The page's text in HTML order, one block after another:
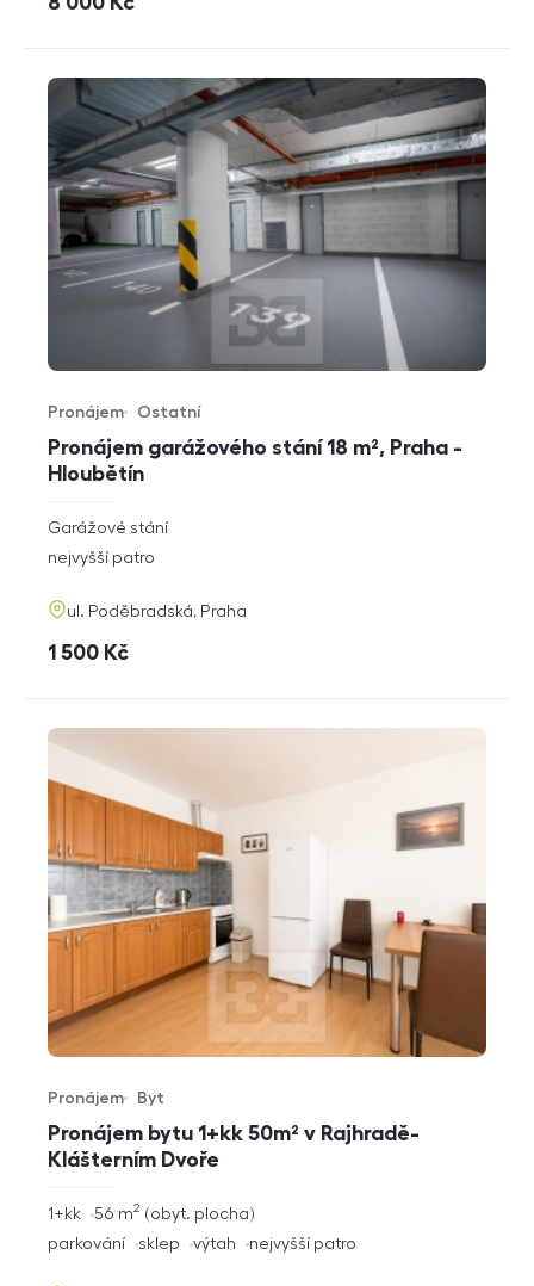
Pronájem garážového stání 18 m², Praha -
Hloubětín
Typ nabídky
Pronájem
Typ nemovitosti
Ostatní
rozměry
dispozice
Garážové stání
funkce
nejvyšší patro
adresa
ul. Poděbradská, Praha
cena
1 500 Kč
Pronájem bytu 1+kk 50m² v Rajhradě-
Klášterním Dvoře
Typ nabídky
Pronájem
Typ nemovitosti
Byt
rozměry
dispozice
1+kk obyt. plocha
56 m2
funkce
parkování sklep výtah nejvyšší patro